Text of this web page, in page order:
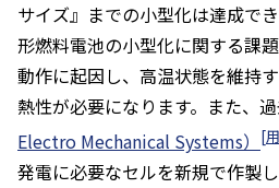
サイズ』までの小型化は達成で
形燃料電池の小型化に関する課
動作に起因し、高温状態を維持
熱性が必要になります。また、
Electro Mechanical Systems）
[
発電に必要なセルを新規で作製